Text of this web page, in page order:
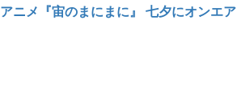
アニメ『宙のまにまに』 七夕にオンエア